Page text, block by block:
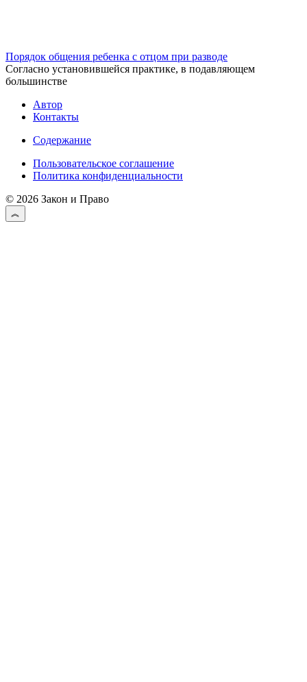
Порядок общения ребенка с отцом при разводе
Согласно установившейся практике, в подавляющем
большинстве
Автор
Контакты
Содержание
Пользовательское соглашение
Политика конфиденциальности
© 2026 Закон и Право